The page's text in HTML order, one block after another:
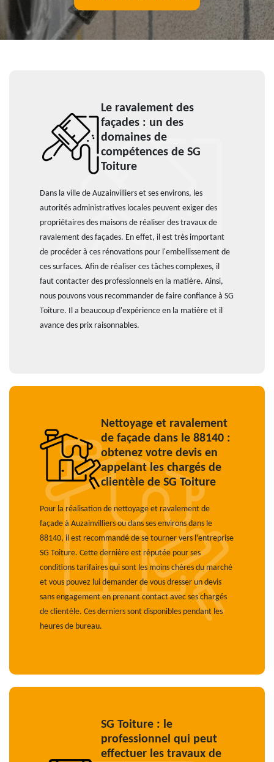
Le ravalement des
façades : un des
domaines de
compétences de SG
Toiture
Dans la ville de Auzainvilliers et ses environs, les
autorités administratives locales peuvent exiger des
propriétaires des maisons de réaliser des travaux de
ravalement des façades. En effet, il est très important
de procéder à ces rénovations pour l'embellissement de
ces surfaces. Afin de réaliser ces tâches complexes, il
faut contacter des professionnels en la matière. Ainsi,
nous pouvons vous recommander de faire confiance à SG
Toiture. Il a beaucoup d'expérience en la matière et il
avance des prix raisonnables.
Nettoyage et ravalement
de façade dans le 88140 :
obtenez votre devis en
appelant les chargés de
clientèle de SG Toiture
Pour la réalisation de nettoyage et ravalement de
façade à Auzainvilliers ou dans ses environs dans le
88140, il est recommandé de se tourner vers l’entreprise
SG Toiture. Cette dernière est réputée pour ses
conditions tarifaires qui sont les moins chères du marché
et vous pouvez lui demander de vous dresser un devis
sans engagement en prenant contact avec ses chargés
de clientèle. Ces derniers sont disponibles pendant les
heures de bureau.
SG Toiture : le
professionnel qui peut
effectuer les travaux de